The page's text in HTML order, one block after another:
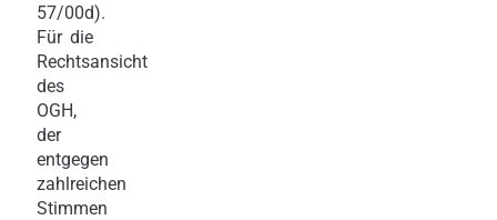
57/00d).
Für die
Rechtsansicht
des
OGH,
der
entgegen
zahlreichen
Stimmen